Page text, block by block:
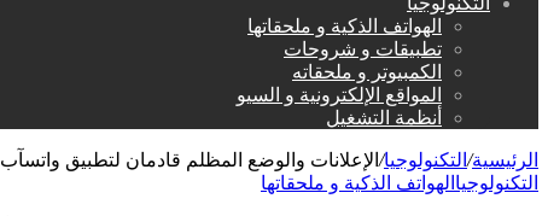
الهواتف الذكية و ملحقاتها
تطبيقات و شروحات
الكمبيوتر و ملحقاته
المواقع الإلكترونية و السيو
أنظمة التشغيل
الرئيسية/ التكنولوجيا/ الإعلانات والوضع المظلم قادمان لتطبيق واتسآب
التكنولوجيا الهواتف الذكية و ملحقاتها